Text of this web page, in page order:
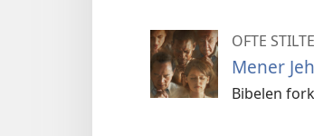
OFTE
Mener
Bibelen